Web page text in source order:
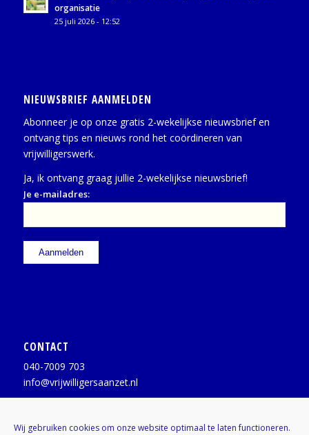
Wij gebruiken cookies om onze website optimaal te laten functioneren.
organisatie
25 juli 2026 - 12:52
NIEUWSBRIEF AANMELDEN
Abonneer je op onze gratis 2-wekelijkse nieuwsbrief en
ontvang tips en nieuws rond het coördineren van
vrijwilligerswerk.
Ja, ik ontvang graag jullie 2-wekelijkse nieuwsbrief!
Je e-mailadres:
CONTACT
040-7009 703
info@vrijwilligersaanzet.nl